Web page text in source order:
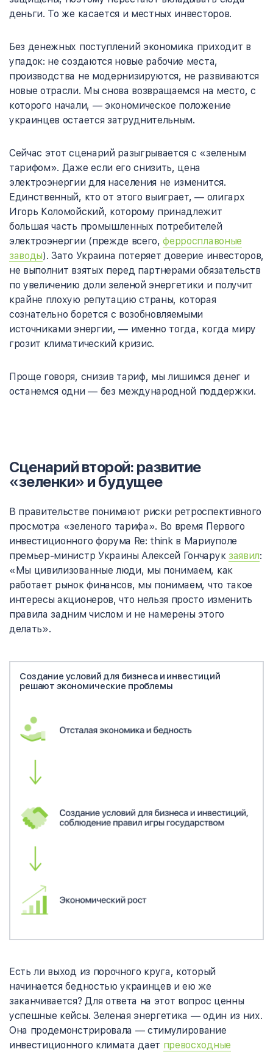
деньги. То же касается и местных инвесторов.
Без денежных поступлений экономика приходит в
упадок: не создаются новые рабочие места,
производства не модернизируются, не развиваются
новые отрасли. Мы снова возвращаемся на место, с
которого начали, —экономическое положение
украинцев остается затруднительным.
Сейчас этот сценарий разыгрывается с «зеленым
тарифом». Даже если его снизить, цена
электроэнергии для населения не изменится.
Единственный, кто от этого выиграет,—олигарх
Игорь Коломойский, которому принадлежит
большая часть промышленных потребителей
электроэнергии (прежде всего,ферросплавоные
заводы). Зато Украина потеряет доверие инвесторов,
не выполнит взятых перед партнерами обязательств
по увеличению доли зеленой энергетики и получит
крайне плохую репутацию страны, которая
сознательно борется с возобновляемыми
источниками энергии,—именно тогда, когда миру
грозит климатический кризис.
Проще говоря, снизив тариф, мы лишимся денег и
останемся одни — без международной поддержки.
Сценарий второй: развитие
«зеленки» и будущее
В правительстве понимают риски ретроспективного
просмотра «зеленого тарифа». Во время Первого
инвестиционного форума Re: think в Мариуполе
премьер-министр Украины Алексей Гончарук заявил:
«Мы цивилизованные люди, мы понимаем, как
работает рынок финансов, мы понимаем, что такое
интересы акционеров, что нельзя просто изменить
правила задним числом и не намерены этого
делать».
Создание условий для бизнеса и инвестиций
решают экономические проблемы
Есть ли выход из порочного круга, который
начинается бедностью украинцев и ею же
заканчивается? Для ответа на этот вопрос ценны
успешные кейсы. Зеленая энергетика — один из них.
Она продемонстрировала — стимулирование
инвестиционного климата дает превосходные